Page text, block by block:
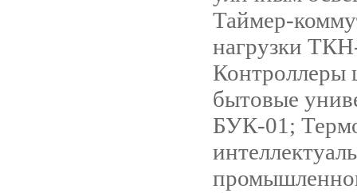
Таймер-
нагрузки
Контроллеры
бытовые
БУК-01;